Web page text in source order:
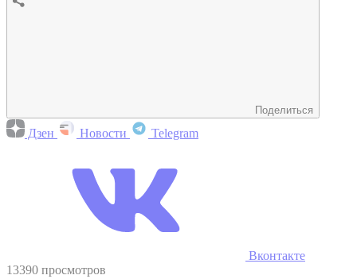
Поделиться
Дзен Новости Telegram
Вконтакте
13390 просмотров